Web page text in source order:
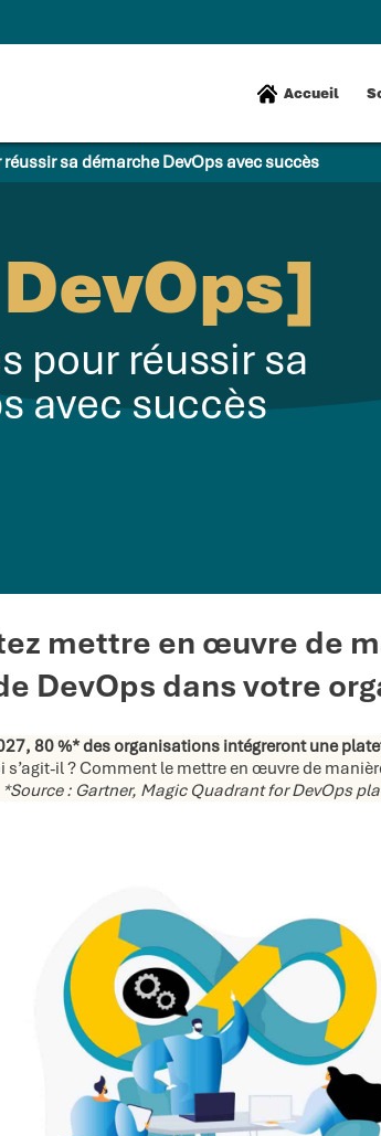
Accueil
sa démarche DevOps avec succès
pour réussir sa
avec succès
mettre en œuvre de
DevOps dans votre
80 %* des organisations intégreront une
il ? Comment le mettre en œuvre de
*Source : Gartner, Magic Quadrant for DevOps